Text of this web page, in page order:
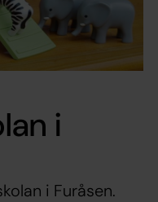
i
i Furåsen.